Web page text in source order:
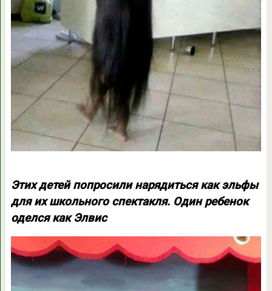
Этих детей попросили нарядиться как эльфы
для их школьного спектакля. Один ребенок
оделся как Элвис